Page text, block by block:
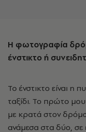
Η φωτογραφία δρόμου είναι περισσότερο
ένστικτο ή
Το ένστικτο είναι η
ταξίδι. Το πρώτο
με κρατά στον
ανάμεσα στα δύο, σε